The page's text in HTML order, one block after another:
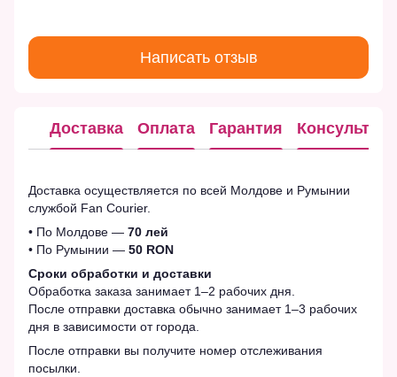
Написать отзыв
Доставка Оплата Гарантия
Доставка осуществляется по всей Молдове и Румынии
службой Fan Courier.
• По Молдове — 70 лей
• По Румынии — 50 RON
Сроки обработки и доставки
Обработка заказа занимает 1–2 рабочих дня.
После отправки доставка обычно занимает 1–3 рабочих
дня в зависимости от города.
После отправки вы получите номер отслеживания
посылки.